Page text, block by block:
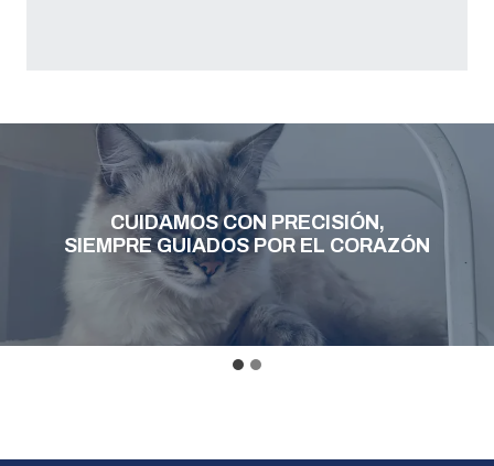
CUIDAMOS CON PRECISIÓN,
SIEMPRE GUIADOS POR EL CORAZÓN